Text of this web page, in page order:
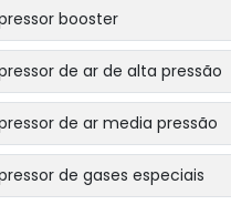
booster
de ar de alta pressão
de ar media pressão
de gases especiais